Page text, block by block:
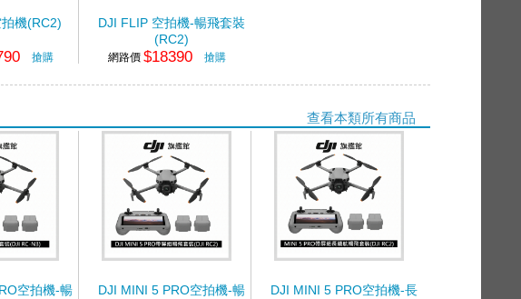
機(RC2)
搶購
DJI FLIP 空拍機-暢飛套裝
(RC2)
網路價 $18390 搶購
查看本類所有商品
空拍機-暢
DJI MINI 5 PRO空拍機-暢
DJI MINI 5 PRO空拍機-長